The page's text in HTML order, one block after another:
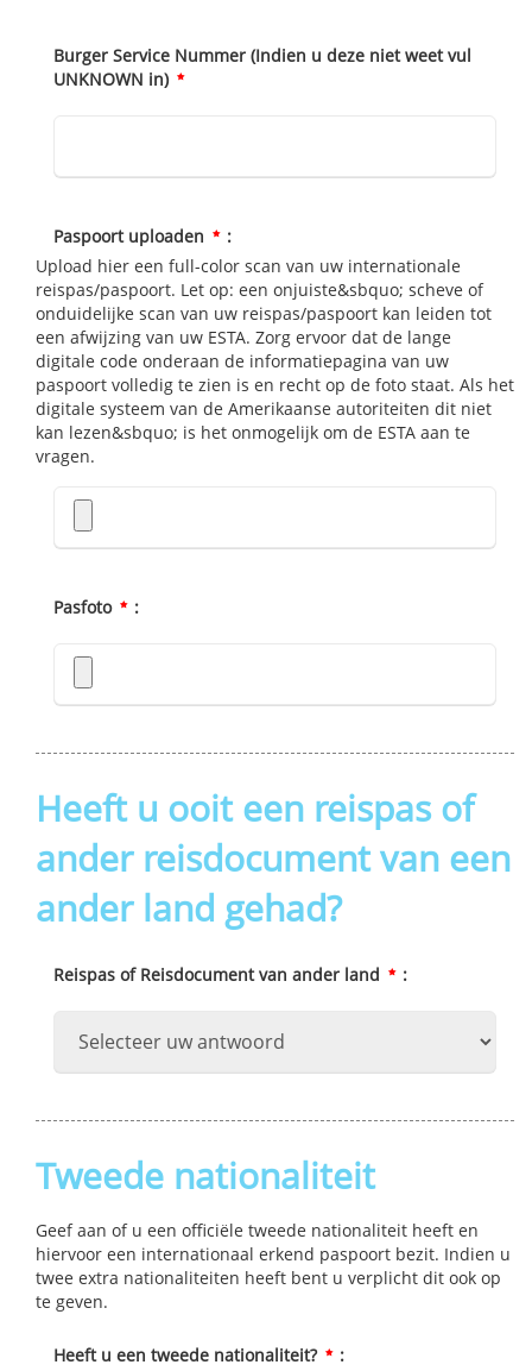
Burger Service Nummer (Indien u deze niet weet vul
UNKNOWN in)
Paspoort uploaden
:
Upload hier een full-color scan van uw internationale
reispas/paspoort. Let op: een onjuiste&sbquo; scheve of
onduidelijke scan van uw reispas/paspoort kan leiden tot
een afwijzing van uw ESTA. Zorg ervoor dat de lange
digitale code onderaan de informatiepagina van uw
paspoort volledig te zien is en recht op de foto staat. Als het
digitale systeem van de Amerikaanse autoriteiten dit niet
kan lezen&sbquo; is het onmogelijk om de ESTA aan te
vragen.
Pasfoto :
Heeft u ooit een reispas of
ander reisdocument van een
ander land gehad?
Reispas of Reisdocument van ander land :
Tweede nationaliteit
Geef aan of u een officiële tweede nationaliteit heeft en
hiervoor een internationaal erkend paspoort bezit. Indien u
twee extra nationaliteiten heeft bent u verplicht dit ook op
te geven.
Heeft u een tweede nationaliteit? :